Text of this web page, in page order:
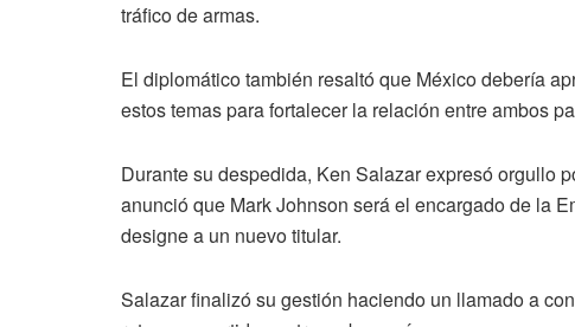
tráfico de armas.
El diplomático también resaltó que México debería
estos temas para fortalecer la relación entre ambos
Durante su despedida, Ken Salazar expresó orgullo
anunció que Mark Johnson será el encargado de la
designe a un nuevo titular.
Salazar finalizó su gestión haciendo un llamado a